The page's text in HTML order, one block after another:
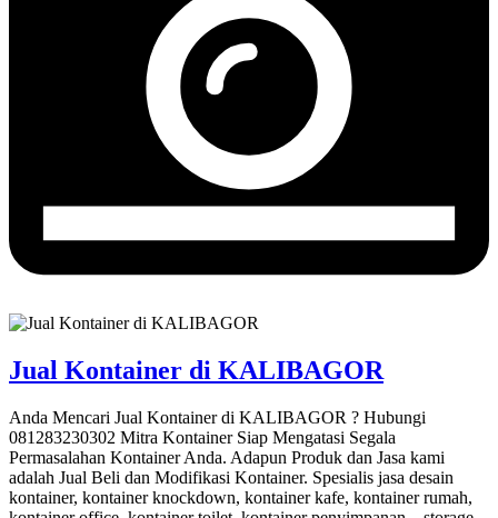
Jual Kontainer di KALIBAGOR
Anda Mencari Jual Kontainer di KALIBAGOR ? Hubungi
081283230302 Mitra Kontainer Siap Mengatasi Segala
Permasalahan Kontainer Anda. Adapun Produk dan Jasa kami
adalah Jual Beli dan Modifikasi Kontainer. Spesialis jasa desain
kontainer, kontainer knockdown, kontainer kafe, kontainer rumah,